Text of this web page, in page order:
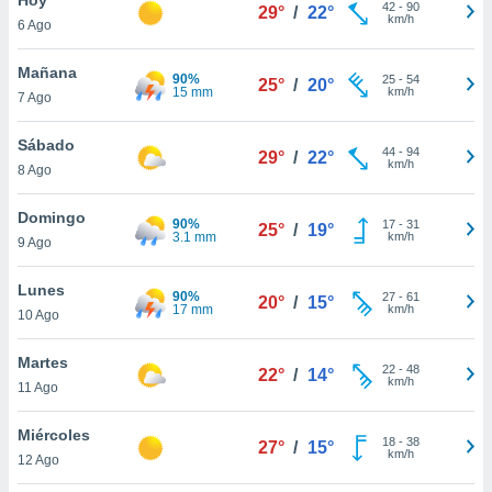
y
en
más
de
6 Ago
29° / 22° 42- 90
km/h
Mañana
7 Ago
90%
15 mm
25° / 20° 25- 54
km/h
Sábado
8 Ago
29° / 22° 44- 94
km/h
Domingo
9 Ago
90%
3.1 mm
25° / 19° 17- 31
km/h
Lunes
10 Ago
90%
17 mm
20° / 15° 27- 61
km/h
Martes
11 Ago
22° / 14° 22- 48
km/h
Miércoles
12 Ago
27° / 15° 18- 38
km/h